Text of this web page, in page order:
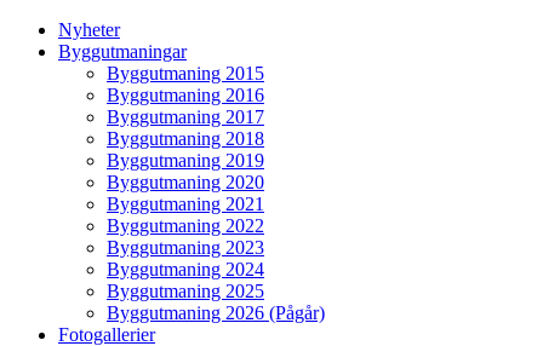
Nyheter
Byggutmaningar
Byggutmaning 2015
Byggutmaning 2016
Byggutmaning 2017
Byggutmaning 2018
Byggutmaning 2019
Byggutmaning 2020
Byggutmaning 2021
Byggutmaning 2022
Byggutmaning 2023
Byggutmaning 2024
Byggutmaning 2025
Byggutmaning 2026 (Pågår)
Fotogallerier